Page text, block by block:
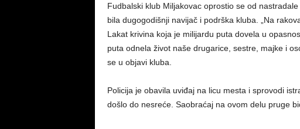
Fudbalski klub Miljakovac oprostio se od
bila dugogodišnji navijač i podrška kluba. „Na
Lakat krivina koja je milijardu puta dovela u
puta odnela život naše drugarice, sestre, majke i
se u objavi kluba.
Policija je obavila uviđaj na licu mesta i sprovodi
došlo do nesreće. Saobraćaj na ovom delu pruge